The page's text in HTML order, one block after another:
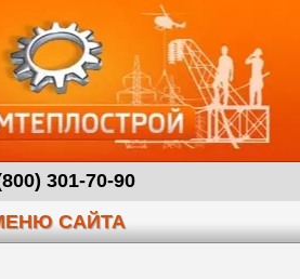
301-70-90
САЙТА